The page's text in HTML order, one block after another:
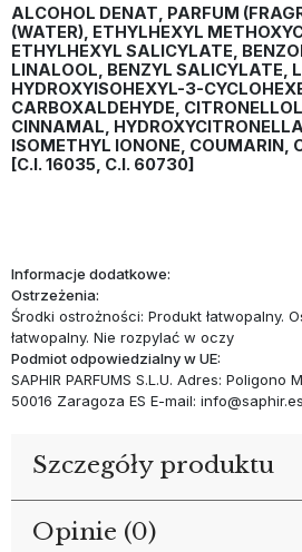
ALCOHOL DENAT, PARFUM
(WATER), ETHYLHEXYL
ETHYLHEXYL SALICYLATE,
LINALOOL, BENZYL SALICYLATE,
HYDROXYISOHEXYL-3-
CARBOXALDEHYDE,
CINNAMAL,
ISOMETHYL IONONE, COUMARIN,
[C.I. 16035, C.I. 60730]
Informacje dodatkowe:
Ostrzeżenia:
Środki ostrożności: Produkt łatwopalny.
łatwopalny. Nie rozpylać w oczy
Podmiot odpowiedzialny w UE:
SAPHIR PARFUMS S.L.U. Adres:
50016 Zaragoza ES E-mail: info@saphir.es
Szczegóły produktu
Opinie (0)